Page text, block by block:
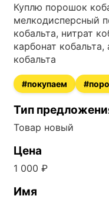
ПОДРОБНЕЕ
Куплю порошок
мелкодисперсный
кобальта, нитрат
карбонат
кобальта
#покупаем
Тип
Товар новый
Цена
1 000 ₽
Имя